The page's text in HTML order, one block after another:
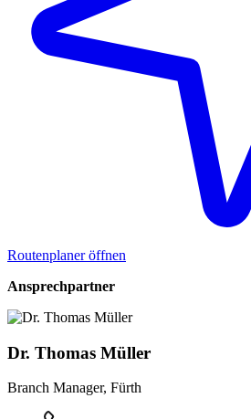
Routenplaner öffnen
Ansprechpartner
Dr. Thomas Müller
Branch Manager, Fürth